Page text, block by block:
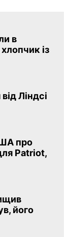
в
із
Ліндсі
про
Patriot,
його